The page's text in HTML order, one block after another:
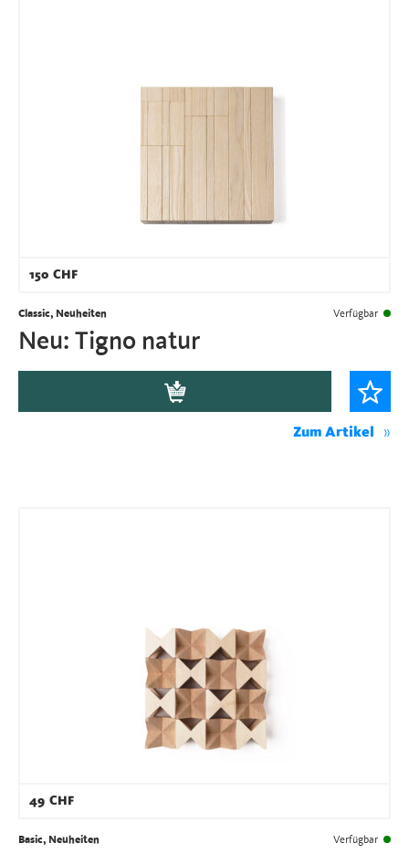
150 CHF
Classic, Neuheiten Verfügbar
Neu: Tigno natur
Zum Artikel
49 CHF
Basic, Neuheiten Verfügbar